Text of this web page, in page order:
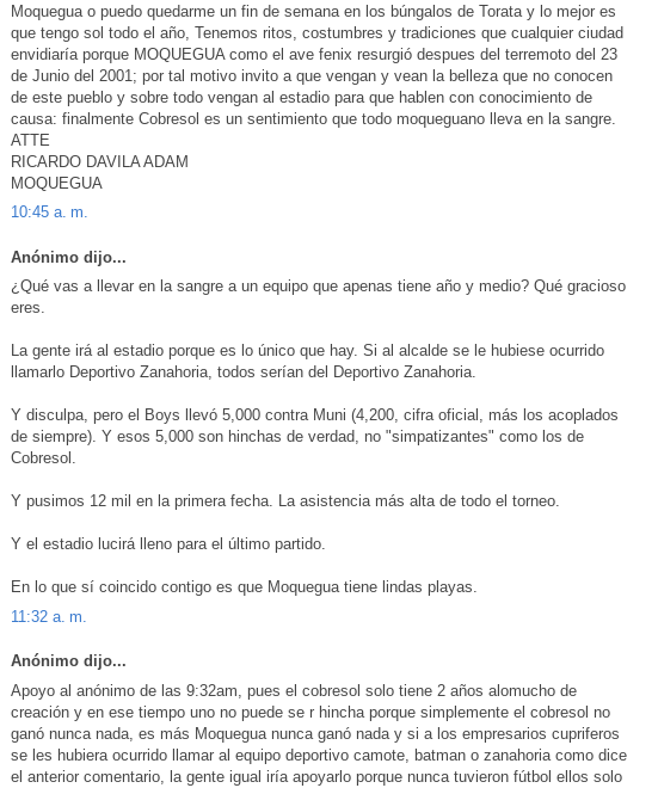
Moquegua o puedo quedarme un fin de semana en los búngalos de Torata y lo mejor es
que tengo sol todo el año, Tenemos ritos, costumbres y tradiciones que cualquier ciudad
envidiaría porque MOQUEGUA como el ave fenix resurgió despues del terremoto del 23
de Junio del 2001; por tal motivo invito a que vengan y vean la belleza que no conocen
de este pueblo y sobre todo vengan al estadio para que hablen con conocimiento de
causa: finalmente Cobresol es un sentimiento que todo moqueguano lleva en la sangre.
ATTE
RICARDO DAVILA ADAM
MOQUEGUA
10:45 a. m.
Anónimo dijo...
¿Qué vas a llevar en la sangre a un equipo que apenas tiene año y medio? Qué gracioso
eres.
La gente irá al estadio porque es lo único que hay. Si al alcalde se le hubiese ocurrido
llamarlo Deportivo Zanahoria, todos serían del Deportivo Zanahoria.
Y disculpa, pero el Boys llevó 5,000 contra Muni (4,200, cifra oficial, más los acoplados
de siempre). Y esos 5,000 son hinchas de verdad, no "simpatizantes" como los de
Cobresol.
Y pusimos 12 mil en la primera fecha. La asistencia más alta de todo el torneo.
Y el estadio lucirá lleno para el último partido.
En lo que sí coincido contigo es que Moquegua tiene lindas playas.
11:32 a. m.
Anónimo dijo...
Apoyo al anónimo de las 9:32am, pues el cobresol solo tiene 2 años alomucho de
creación y en ese tiempo uno no puede se r hincha porque simplemente el cobresol no
ganó nunca nada, es más Moquegua nunca ganó nada y si a los empresarios cupriferos
se les hubiera ocurrido llamar al equipo deportivo camote, batman o zanahoria como dice
el anterior comentario, la gente igual iría apoyarlo porque nunca tuvieron fútbol ellos solo